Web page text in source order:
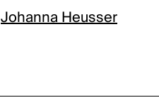
Johanna Heusser